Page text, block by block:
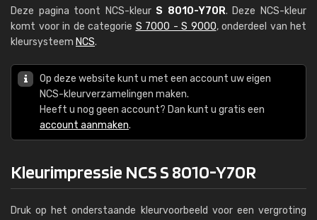
Deze pagina toont NCS-kleur S 8010-Y70R. Deze NCS-kleur
komt voor in de categorie S 7000 - S 9000, onderdeel van het
kleursysteem NCS.
Op deze website kunt u met een account uw eigen
NCS-kleurverzamelingen maken.
Heeft u nog geen account? Dan kunt u gratis een
account aanmaken.
Kleurimpressie NCS S 8010-Y70R
Druk op het onderstaande kleurvoorbeeld voor een vergroting